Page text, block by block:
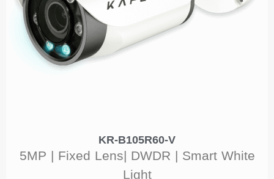
KR-B105R60-V
5MP | Fixed Lens| DWDR | Smart White